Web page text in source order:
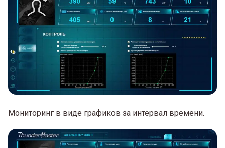
Мониторинг в виде графиков за интервал времени.